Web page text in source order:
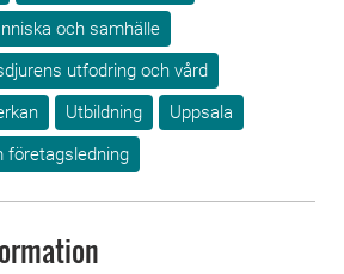
och samhälle
utfodring och vård
Utbildning
Uppsala
företagsledning